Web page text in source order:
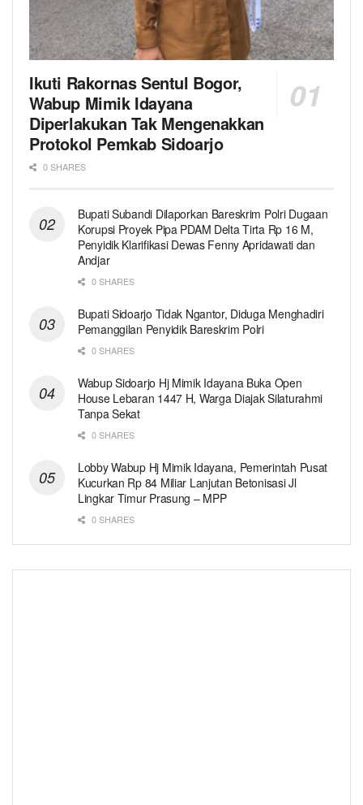
Ikuti Rakornas Sentul Bogor,
Wabup Mimik Idayana
Diperlakukan Tak Mengenakkan
Protokol Pemkab Sidoarjo
0 SHARES
Bupati Subandi Dilaporkan Bareskrim Polri Dugaan
Korupsi Proyek Pipa PDAM Delta Tirta Rp 16 M,
Penyidik Klarifikasi Dewas Fenny Apridawati dan
Andjar
0 SHARES
Bupati Sidoarjo Tidak Ngantor, Diduga Menghadiri
Pemanggilan Penyidik Bareskrim Polri
0 SHARES
Wabup Sidoarjo Hj Mimik Idayana Buka Open
House Lebaran 1447 H, Warga Diajak Silaturahmi
Tanpa Sekat
0 SHARES
Lobby Wabup Hj Mimik Idayana, Pemerintah Pusat
Kucurkan Rp 84 Miliar Lanjutan Betonisasi Jl
Lingkar Timur Prasung – MPP
0 SHARES